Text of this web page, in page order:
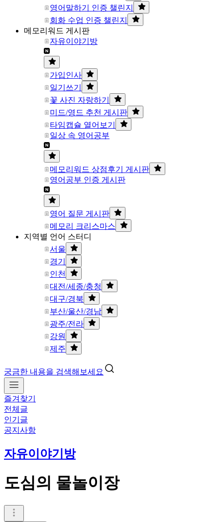
영어말하기 인증 챌린지
회화 수업 인증 챌린지
메모리워드 게시판
자유이야기방
가입인사
일기쓰기
꽃 사진 자랑하기
미드/영드 추천 게시판
타임캡슐 열어보기
일상 속 영어공부
메모리워드 상점후기 게시판
영어공부 인증 게시판
영어 질문 게시판
메모리 크리스마스
지역별 언어 스터디
서울
경기
인천
대전/세종/충청
대구/경북
부산/울산/경남
광주/전라
강원
제주
궁금한 내용을 검색해보세요
즐겨찾기
전체글
인기글
공지사항
자유이야기방
도심의 물놀이장